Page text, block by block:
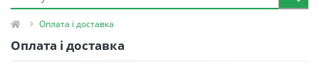
Оплата і доставка
Оплата і доставка